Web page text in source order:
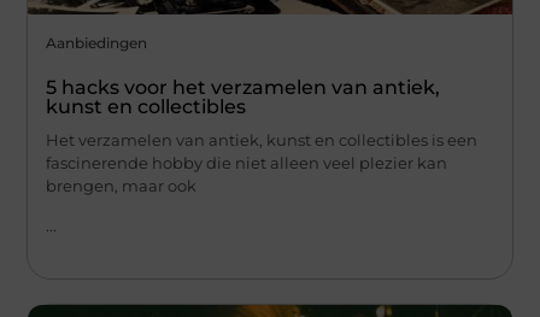
Aanbiedingen
5 hacks voor het verzamelen van antiek,
kunst en collectibles
Het verzamelen van antiek, kunst en collectibles is een
fascinerende hobby die niet alleen veel plezier kan
brengen, maar ook